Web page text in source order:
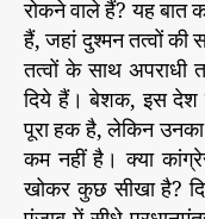
रोकने वाले हैं? यह बात
हैं, जहां दुश्मन तत्वों
तत्वों के साथ
दिये हैं। बेशक, इस देश
पूरा हक है, लेकिन उनका
कम नहीं है। क्या
खोकर कुछ सीखा है?